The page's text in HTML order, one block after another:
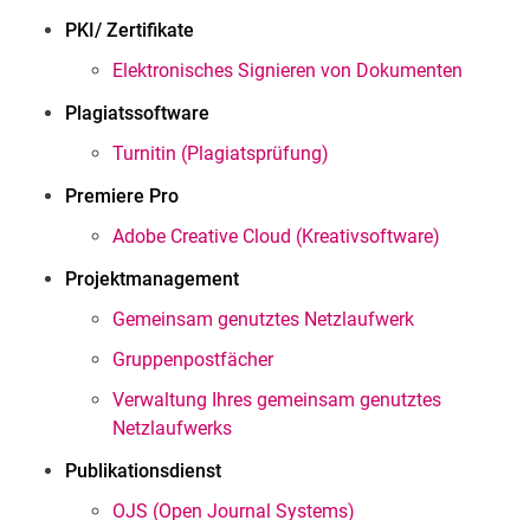
PKI/ Zertifikate
Elektronisches Signieren von Dokumenten
Plagiatssoftware
Turnitin (Plagiatsprüfung)
Premiere Pro
Adobe Creative Cloud (Kreativsoftware)
Projektmanagement
Gemeinsam genutztes Netzlaufwerk
Gruppenpostfächer
Verwaltung Ihres gemeinsam genutztes
Netzlaufwerks
Publikationsdienst
OJS (Open Journal Systems)